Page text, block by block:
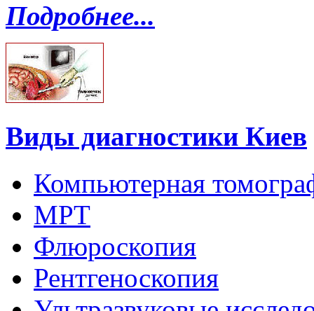
Подробнее...
Виды диагностики Киев
Компьютерная
МРТ
Флюроскопия
Рентгеноскопия